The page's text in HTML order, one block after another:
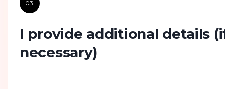
03.
I provide additional details
necessary)